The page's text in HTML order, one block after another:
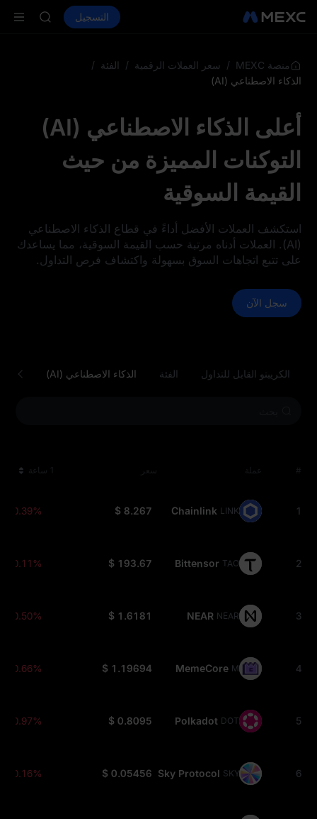
الأسواق العقود الفوريةالتسجيل
SKYAI
منصة MEXC / سعر العملات الرقمية / الفئة /
الذكاء الاصطناعي (AI)
أعلى الذكاء الاصطناعي (AI)
التوكنات المميزة من حيث
القيمة السوقية
استكشف العملات الأفضل أداءً في قطاع الذكاء الاصطناعي
(AI). العملات أدناه مرتبة حسب القيمة السوقية، مما يساعدك
على تتبع اتجاهات السوق بسهولة واكتشاف فرص التداول.
سجل الآن
الكريبتو القابل للتداول الفئة الذكاء الاصطناعي (AI) منصة
# عملة سعر 1 ساعة
1
Chainlink LINK
$ 8.267
-0.39%
2
Bittensor TAO
$ 193.67
-0.11%
3
NEAR NEAR
$ 1.6181
-0.50%
4
MemeCore M
$ 1.19694
-0.66%
5
Polkadot DOT
$ 0.8095
-0.97%
6
Sky Protocol SKY
$ 0.05456
-0.16%